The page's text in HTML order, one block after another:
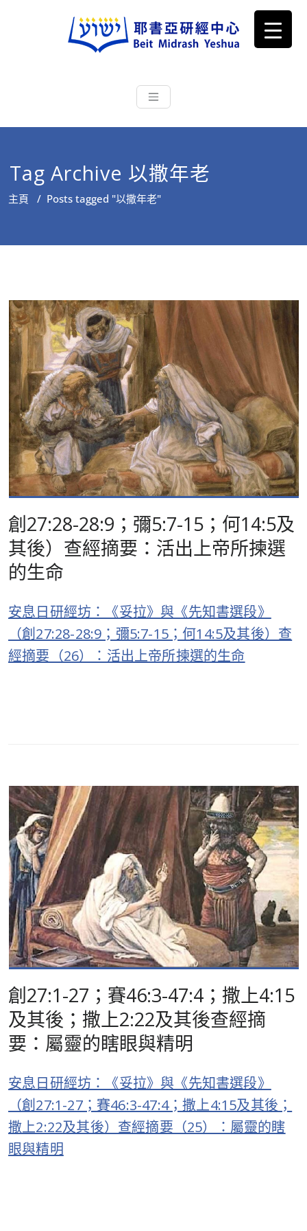
耶書亞研經中心
根源明白聖經，成為更好的門徒
Tag Archive 以撒年老
主頁 / Posts tagged "以撒年老"
創27:28-28:9；彌5:7-15；何14:5及
其後）查經摘要：活出上帝所揀選
的生命
安息日研經坊：《妥拉》與《先知書選段》
（創27:28-28:9；彌5:7-15；何14:5及其後）查
經摘要（26）：活出上帝所揀選的生命
創27:1-27；賽46:3-47:4；撒上4:15
及其後；撒上2:22及其後查經摘
要：屬靈的瞎眼與精明
安息日研經坊：《妥拉》與《先知書選段》
（創27:1-27；賽46:3-47:4；撒上4:15及其後；
撒上2:22及其後）查經摘要（25）：屬靈的瞎
眼與精明